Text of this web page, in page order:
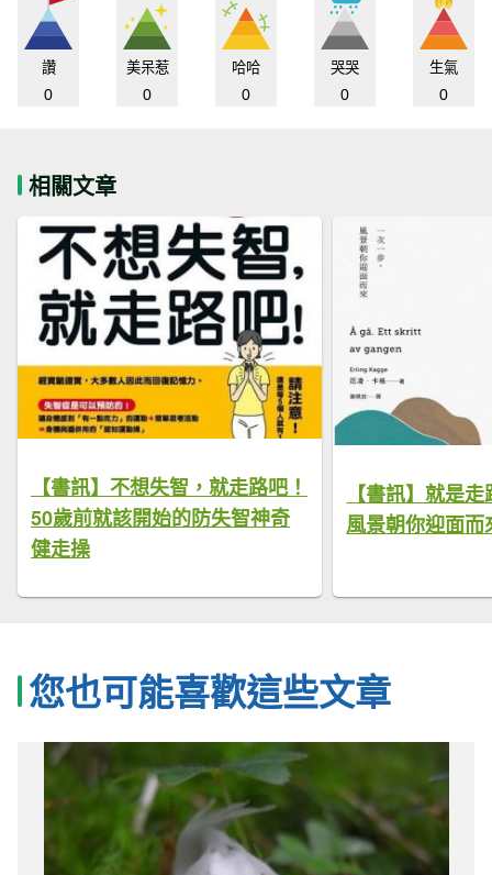
讚
0
美呆惹
0
哈哈
0
哭哭
0
生氣
0
相關文章
【書訊】不想失智，就走路吧！
50歲前就該開始的防失智神奇
健走操
【書訊】就是
風景朝你迎面而
您也可能喜歡這些文章